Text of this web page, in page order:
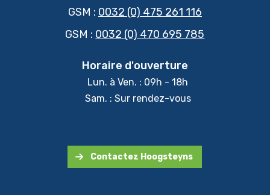
GSM : 0032 (0) 475 261 116
GSM : 0032 (0) 470 695 785
Horaire d'ouverture
Lun. à Ven. : 09h - 18h
Sam. : Sur rendez-vous
Contactez Hoogsteyns